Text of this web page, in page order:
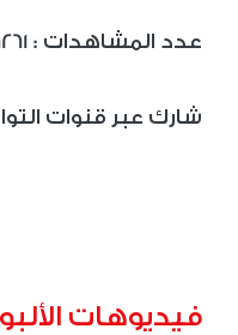
: عدد المشاهدات
شارك عبر قنوات
فيديوهات